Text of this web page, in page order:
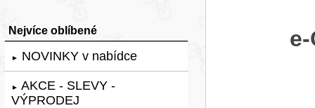
Nejvíce oblíbené
► NOVINKY v nabídce
► AKCE - SLEVY -
VÝPRODEJ